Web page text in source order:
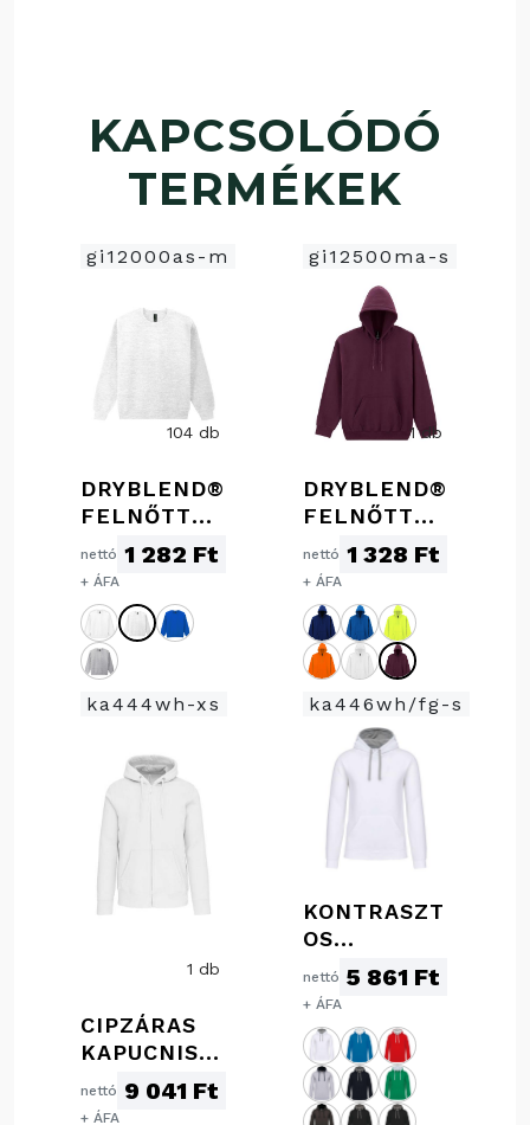
KAPCSOLÓDÓ
TERMÉKEK
gi12000as-m
104 db
DRYBLEND®
FELNŐTT
KÖRNYAKAS
PULÓVER
nettó 1 282 Ft
+ ÁFA
gi12500ma-s
1 db
DRYBLEND®
FELNŐTT
KÖRNYAKAS
KAPUCNIS
PULÓVER
nettó 1 328 Ft
+ ÁFA
ka444wh-xs
1 db
CIPZÁRAS
KAPUCNIS
PULÓVER
nettó 9 041 Ft
+ ÁFA
ka446wh/fg-s
KONTRASZT
OS
KAPUCNIS
PULÓVER
nettó 5 861 Ft
+ ÁFA